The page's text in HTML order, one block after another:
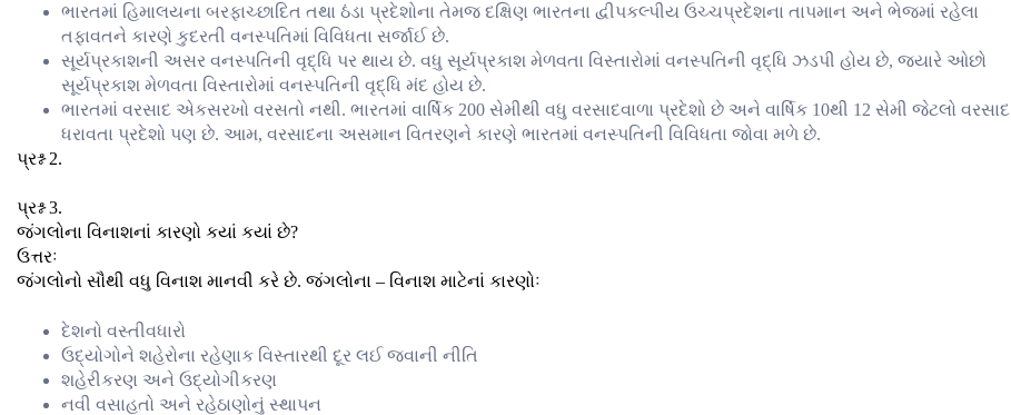
ભારતમાં હિમાલયના બરફાચ્છાદિત તથા ઠંડા પ્રદેશોના તેમજ દક્ષિણ ભારતના દ્વીપકલ્પીય ઉચ્ચપ્રદેશના તાપમાન અને ભેજમાં રહેલા
તફાવતને કારણે કુદરતી વનસ્પતિમાં વિવિધતા સર્જાઈ છે.
સૂર્યપ્રકાશની અસર વનસ્પતિની વૃદ્ધિ પર થાય છે. વધુ સૂર્યપ્રકાશ મેળવતા વિસ્તારોમાં વનસ્પતિની વૃદ્ધિ ઝડપી હોય છે, જ્યારે ઓછો
સૂર્યપ્રકાશ મેળવતા વિસ્તારોમાં વનસ્પતિની વૃદ્ધિ મંદ હોય છે.
ભારતમાં વરસાદ એકસરખો વરસતો નથી. ભારતમાં વાર્ષિક 200 સેમીથી વધુ વરસાદવાળા પ્રદેશો છે અને વાર્ષિક 10થી 12 સેમી જેટલો વરસાદ
ધરાવતા પ્રદેશો પણ છે. આમ, વરસાદના અસમાન વિતરણને કારણે ભારતમાં વનસ્પતિની વિવિધતા જોવા મળે છે.
પ્રશ્ન 2.
પ્રશ્ન 3.
જંગલોના વિનાશનાં કારણો કયાં કયાં છે?
ઉત્તરઃ
જંગલોનો સૌથી વધુ વિનાશ માનવી કરે છે. જંગલોના – વિનાશ માટેનાં કારણોઃ
દેશનો વસ્તીવધારો
ઉદ્યોગોને શહેરોના રહેણાક વિસ્તારથી દૂર લઈ જવાની નીતિ
શહેરીકરણ અને ઉદ્યોગીકરણ
નવી વસાહતો અને રહેઠાણોનું સ્થાપન